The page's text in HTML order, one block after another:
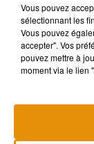
Vous pouvez
sélectionnant les
Vous pouvez
accepter". Vos
pouvez mettre à
moment via le lien